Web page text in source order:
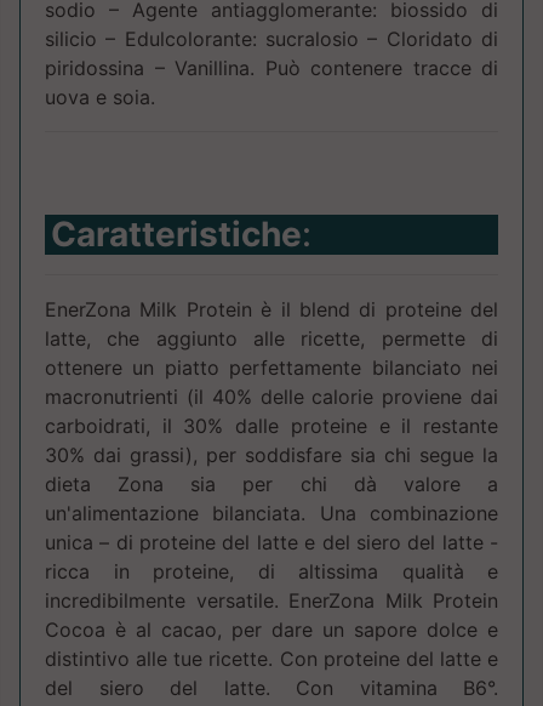
sodio – Agente antiagglomerante: biossido di
silicio – Edulcolorante: sucralosio – Cloridato di
piridossina – Vanillina. Può contenere tracce di
uova e soia.
Caratteristiche:
EnerZona Milk Protein è il blend di proteine del
latte, che aggiunto alle ricette, permette di
ottenere un piatto perfettamente bilanciato nei
macronutrienti (il 40% delle calorie proviene dai
carboidrati, il 30% dalle proteine e il restante
30% dai grassi), per soddisfare sia chi segue la
dieta Zona sia per chi dà valore a
un'alimentazione bilanciata. Una combinazione
unica – di proteine del latte e del siero del latte -
ricca in proteine, di altissima qualità e
incredibilmente versatile. EnerZona Milk Protein
Cocoa è al cacao, per dare un sapore dolce e
distintivo alle tue ricette. Con proteine del latte e
del siero del latte. Con vitamina B6°.